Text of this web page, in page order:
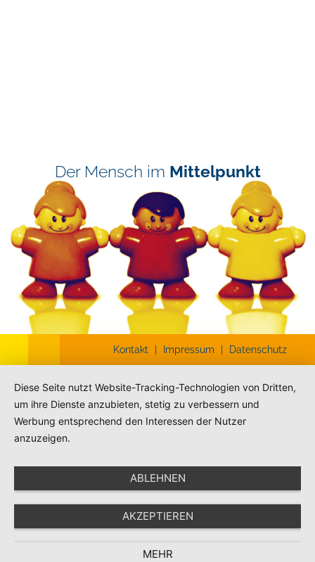
Der Mensch im Mittelpunkt
Kontakt Impressum Datenschutz
Diese Seite nutzt Website-Tracking-Technologien von Dritten,
um ihre Dienste anzubieten, stetig zu verbessern und
Werbung entsprechend den Interessen der Nutzer
anzuzeigen.
ABLEHNEN
AKZEPTIEREN
MEHR